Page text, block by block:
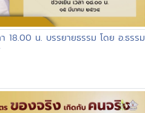
18.00 น. บรรยายธรรม โดย อ.ธรรม